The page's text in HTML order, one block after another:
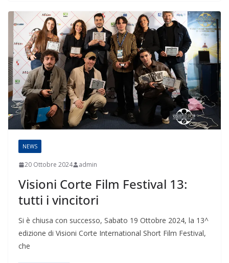
NEWS
20 Ottobre 2024 admin
Visioni Corte Film Festival 13:
tutti i vincitori
Si è chiusa con successo, Sabato 19 Ottobre 2024, la 13^
edizione di Visioni Corte International Short Film Festival,
che